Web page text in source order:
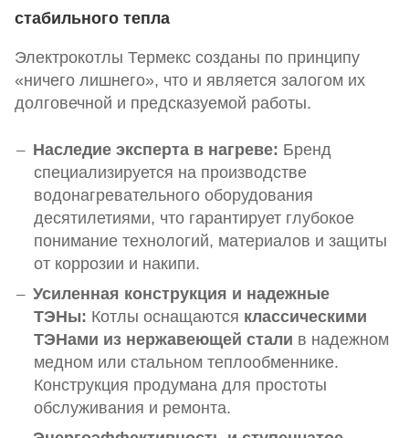
стабильного тепла
Электрокотлы Термекс созданы по принципу
«ничего лишнего», что и является залогом их
долговечной и предсказуемой работы.
Наследие эксперта в нагреве: Бренд
специализируется на производстве
водонагревательного оборудования
десятилетиями, что гарантирует глубокое
понимание технологий, материалов и защиты
от коррозии и накипи.
Усиленная конструкция и надежные
ТЭНы: Котлы оснащаются классическими
ТЭНами из нержавеющей стали в надежном
медном или стальном теплообменнике.
Конструкция продумана для простоты
обслуживания и ремонта.